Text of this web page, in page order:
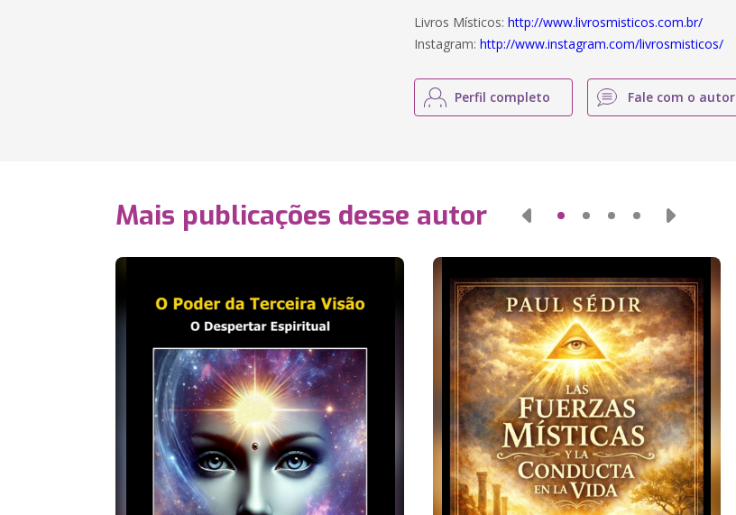
Livros Místicos:http://www.livrosmisticos.com.br/
Instagram:http://www.instagram.com/livrosmisticos/
Perfil completo Fale com o autor
Mais publicações desse autor